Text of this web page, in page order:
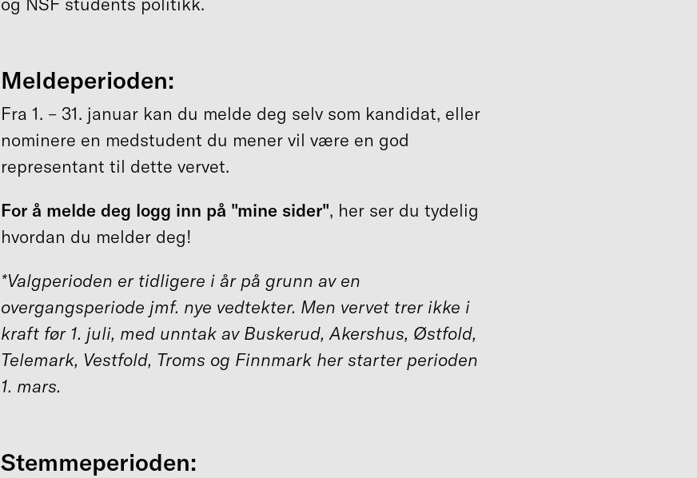
Meldeperioden:
Fra 1. – 31. januar kan du melde deg selv som kandidat, eller
nominere en medstudent du mener vil være en god
representant til dette vervet.
For å melde deg logg inn på "mine sider", her ser du tydelig
hvordan du melder deg!
*Valgperioden er tidligere i år på grunn av en
overgangsperiode jmf. nye vedtekter. Men vervet trer ikke i
kraft før 1. juli, med unntak av Buskerud, Akershus, Østfold,
Telemark, Vestfold, Troms og Finnmark her starter perioden
1. mars.
Stemmeperioden: